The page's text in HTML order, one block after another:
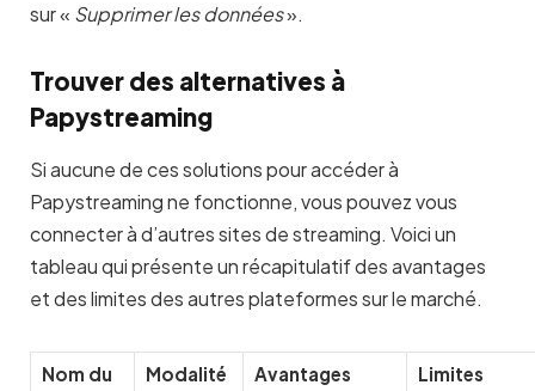
sur « Supprimer les données».
Trouver des alternatives à
Papystreaming
Si aucune de ces solutions pour accéder à
Papystreaming ne fonctionne, vous pouvez vous
connecter à d’autres sites de streaming. Voici un
tableau qui présente un récapitulatif des avantages
et des limites des autres plateformes sur le marché.
Nom du
Modalité
Avantages Limites